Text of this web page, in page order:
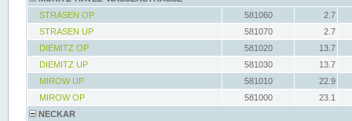
STRASEN OP
581060
2.7
STRASEN UP
581070
2.7
DIEMITZ OP
581020
13.7
DIEMITZ UP
581030
13.7
MIROW UP
581010
22.9
MIROW OP
581000
23.1
NECKAR